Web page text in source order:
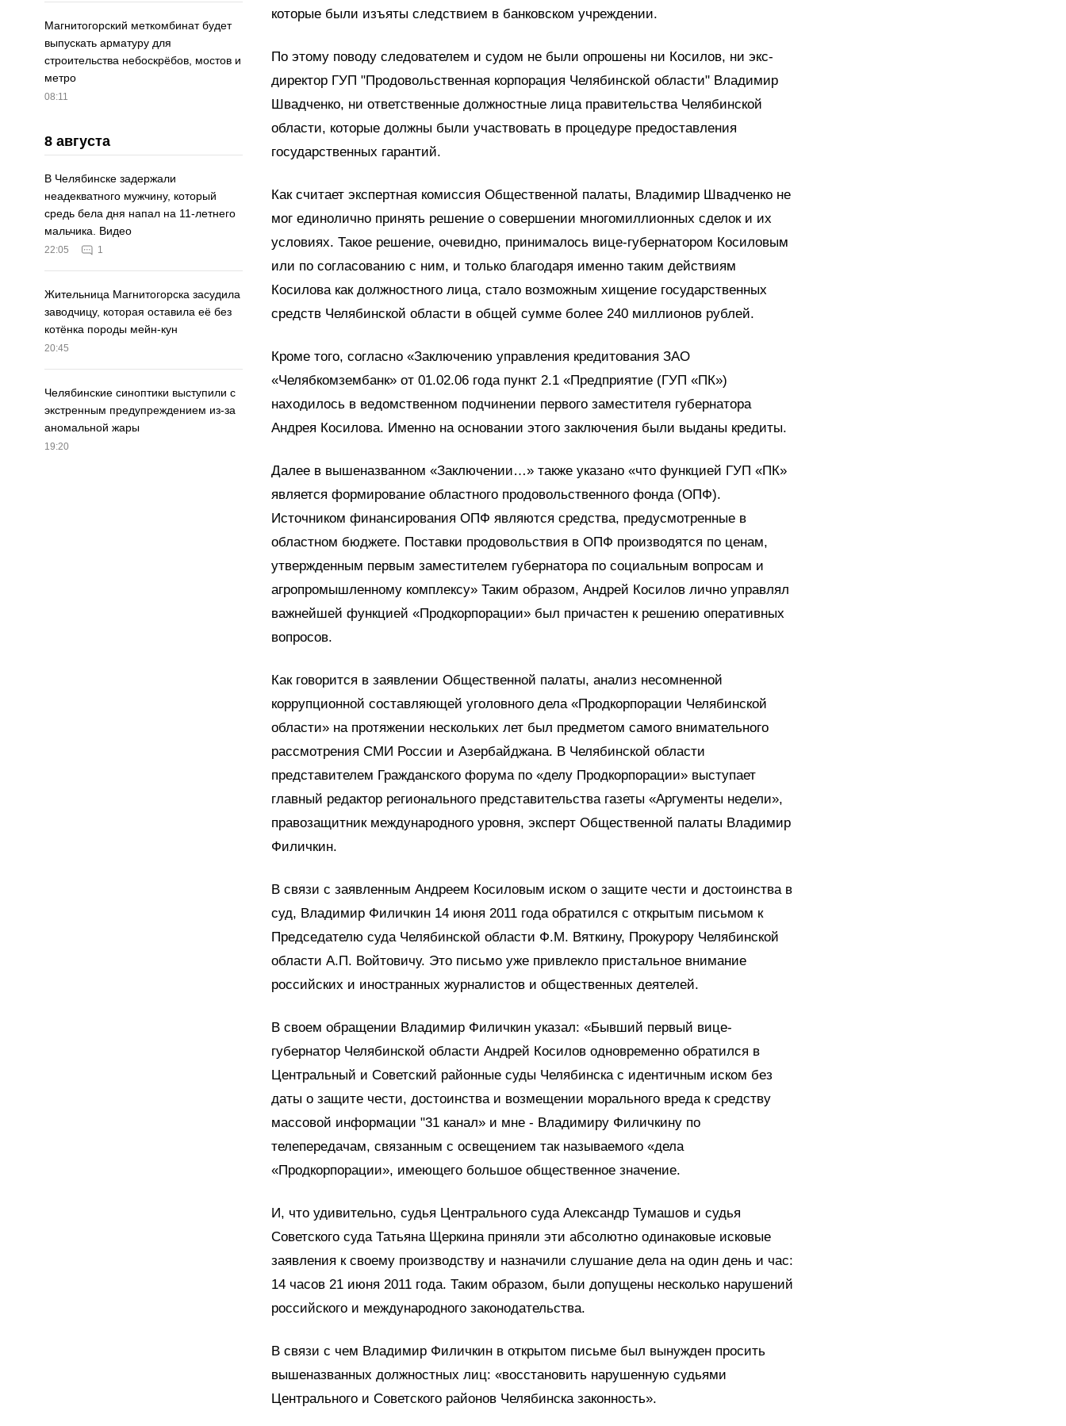
Магнитогорский меткомбинат будет
выпускать арматуру для
строительства небоскрёбов, мостов и
метро
08:11
8 августа
В Челябинске задержали
неадекватного мужчину, который
средь бела дня напал на 11-летнего
мальчика. Видео
22:05 1
Жительница Магнитогорска засудила
заводчицу, которая оставила её без
котёнка породы мейн-кун
20:45
Челябинские синоптики выступили с
экстренным предупреждением из-за
аномальной жары
19:20
которые были изъяты следствием в банковском учреждении.
По этому поводу следователем и судом не были опрошены ни Косилов, ни экс-
директор ГУП "Продовольственная корпорация Челябинской области" Владимир
Швадченко, ни ответственные должностные лица правительства Челябинской
области, которые должны были участвовать в процедуре предоставления
государственных гарантий.
Как считает экспертная комиссия Общественной палаты, Владимир Швадченко не
мог единолично принять решение о совершении многомиллионных сделок и их
условиях. Такое решение, очевидно, принималось вице-губернатором Косиловым
или по согласованию с ним, и только благодаря именно таким действиям
Косилова как должностного лица, стало возможным хищение государственных
средств Челябинской области в общей сумме более 240 миллионов рублей.
Кроме того, согласно «Заключению управления кредитования ЗАО
«Челябкомзембанк» от 01.02.06 года пункт 2.1 «Предприятие (ГУП «ПК»)
находилось в ведомственном подчинении первого заместителя губернатора
Андрея Косилова. Именно на основании этого заключения были выданы кредиты.
Далее в вышеназванном «Заключении…» также указано «что функцией ГУП «ПК»
является формирование областного продовольственного фонда (ОПФ).
Источником финансирования ОПФ являются средства, предусмотренные в
областном бюджете. Поставки продовольствия в ОПФ производятся по ценам,
утвержденным первым заместителем губернатора по социальным вопросам и
агропромышленному комплексу» Таким образом, Андрей Косилов лично управлял
важнейшей функцией «Продкорпорации» был причастен к решению оперативных
вопросов.
Как говорится в заявлении Общественной палаты, анализ несомненной
коррупционной составляющей уголовного дела «Продкорпорации Челябинской
области» на протяжении нескольких лет был предметом самого внимательного
рассмотрения СМИ России и Азербайджана. В Челябинской области
представителем Гражданского форума по «делу Продкорпорации» выступает
главный редактор регионального представительства газеты «Аргументы недели»,
правозащитник международного уровня, эксперт Общественной палаты Владимир
Филичкин.
В связи с заявленным Андреем Косиловым иском о защите чести и достоинства в
суд, Владимир Филичкин 14 июня 2011 года обратился с открытым письмом к
Председателю суда Челябинской области Ф.М. Вяткину, Прокурору Челябинской
области А.П. Войтовичу. Это письмо уже привлекло пристальное внимание
российских и иностранных журналистов и общественных деятелей.
В своем обращении Владимир Филичкин указал: «Бывший первый вице-
губернатор Челябинской области Андрей Косилов одновременно обратился в
Центральный и Советский районные суды Челябинска с идентичным иском без
даты о защите чести, достоинства и возмещении морального вреда к средству
массовой информации "31 канал» и мне - Владимиру Филичкину по
телепередачам, связанным с освещением так называемого «дела
«Продкорпорации», имеющего большое общественное значение.
И, что удивительно, судья Центрального суда Александр Тумашов и судья
Советского суда Татьяна Щеркина приняли эти абсолютно одинаковые исковые
заявления к своему производству и назначили слушание дела на один день и час:
14 часов 21 июня 2011 года. Таким образом, были допущены несколько нарушений
российского и международного законодательства.
В связи с чем Владимир Филичкин в открытом письме был вынужден просить
вышеназванных должностных лиц: «восстановить нарушенную судьями
Центрального и Советского районов Челябинска законность».